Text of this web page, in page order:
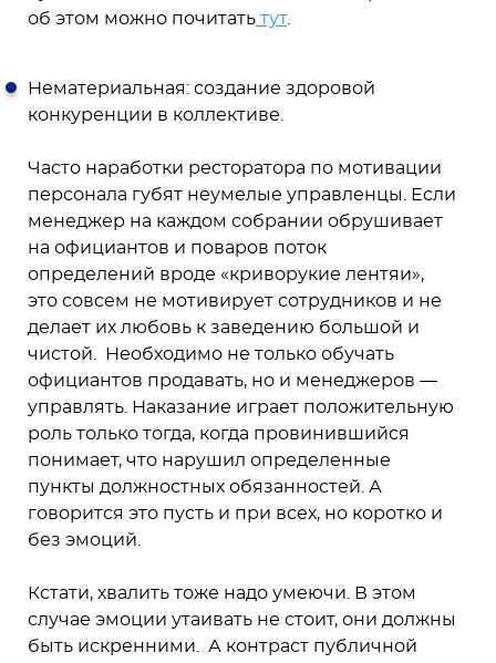
об этом можно почитать тут.
Нематериальная: создание здоровой
конкуренции в коллективе.
Часто наработки ресторатора по мотивации
персонала губят неумелые управленцы. Если
менеджер на каждом собрании обрушивает
на официантов и поваров поток
определений вроде «криворукие лентяи»,
это совсем не мотивирует сотрудников и не
делает их любовь к заведению большой и
чистой. Необходимо не только обучать
официантов продавать, но и менеджеров —
управлять. Наказание играет положительную
роль только тогда, когда провинившийся
понимает, что нарушил определенные
пункты должностных обязанностей. А
говорится это пусть и при всех, но коротко и
без эмоций.
Кстати, хвалить тоже надо умеючи. В этом
случае эмоции утаивать не стоит, они должны
быть искренними. А контраст публичной